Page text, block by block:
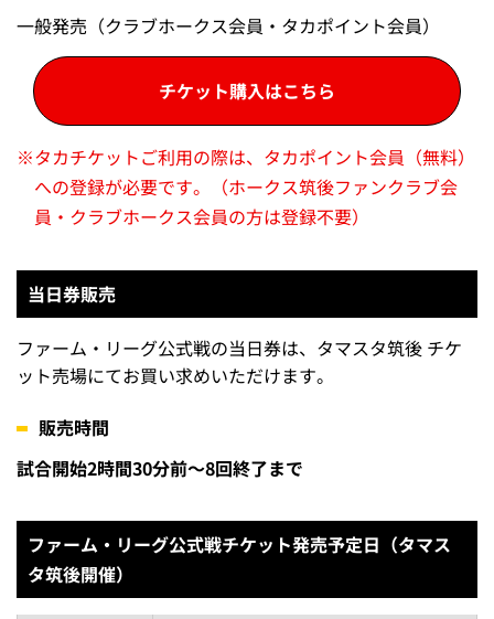
一般発売（クラブホークス会員・タカポイント会員）
チケット購入はこちら
※タカチケットご利用の際は、タカポイント会員（無料）
への登録が必要です。（ホークス筑後ファンクラブ会
員・クラブホークス会員の方は登録不要）
当日券販売
ファーム・リーグ公式戦の当日券は、タマスタ筑後 チケ
ット売場にてお買い求めいただけます。
販売時間
試合開始2時間30分前～8回終了まで
ファーム・リーグ公式戦チケット発売予定日（タマス
タ筑後開催）